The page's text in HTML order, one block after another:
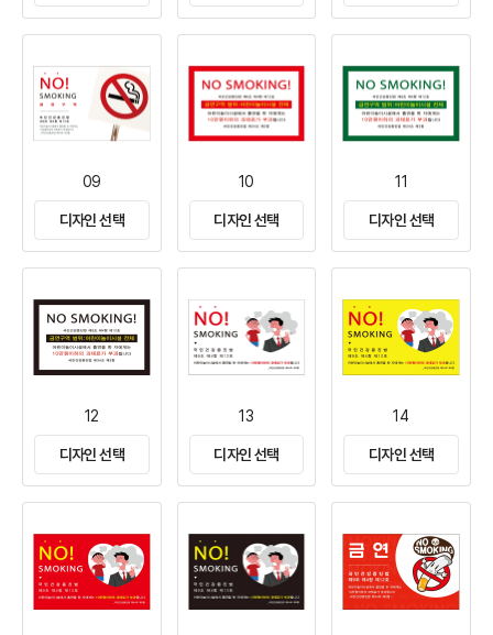
09
디자인 선택
10
디자인 선택
11
디자인 선택
12
디자인 선택
13
디자인 선택
14
디자인 선택